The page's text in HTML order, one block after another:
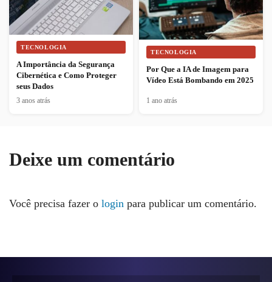
TECNOLOGIA
A Importância da Segurança
Cibernética e Como Proteger
seus Dados
3 anos atrás
TECNOLOGIA
Por Que a IA de Imagem para
Vídeo Está Bombando em 2025
1 ano atrás
Deixe um comentário
Você precisa fazer o login para publicar um comentário.